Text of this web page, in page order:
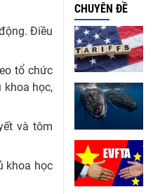
Điều
tổ chức
khoa học,
và tôm
khoa học
CHUYÊN ĐỀ